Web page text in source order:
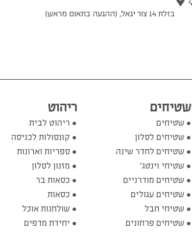
בזלת 14 צור יגאל, (ההגעה בתאום מראש)
שטיחים
שטיחים
שטיחים לסלון
שטיחים לחדר שינה
שטיחי וינטג'
שטיחים מודרניים
שטיחים עגולים
שטיחי חבל
שטיחים פרחונים
ריהוט
ריהוט לבית
קונסולות לכניסה
ספריות וארונות
מזנון לסלון
כסאות בר
כסאות
שולחנות אוכל
יחידת מדפים